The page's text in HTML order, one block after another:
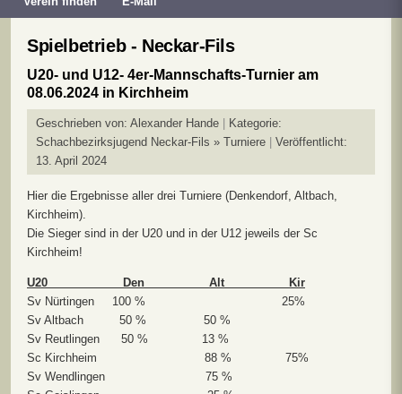
Spielbetrieb - Neckar-Fils
U20- und U12- 4er-Mannschafts-Turnier am
08.06.2024 in Kirchheim
Geschrieben von: Alexander Hande
Kategorie:
Schachbezirksjugend Neckar-Fils » Turniere
Veröffentlicht:
13. April 2024
Hier die Ergebnisse aller drei Turniere (Denkendorf, Altbach,
Kirchheim).
Die Sieger sind in der U20 und in der U12 jeweils der Sc
Kirchheim!
U20 Den AltKir
Sv Nürtingen 100 % 25%
Sv Altbach 50 % 50 %
Sv Reutlingen 50 % 13 %
Sc Kirchheim 88 % 75%
Sv Wendlingen 75 %